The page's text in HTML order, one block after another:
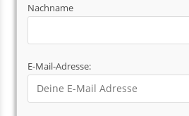
Nachname
E-Mail-Adresse: